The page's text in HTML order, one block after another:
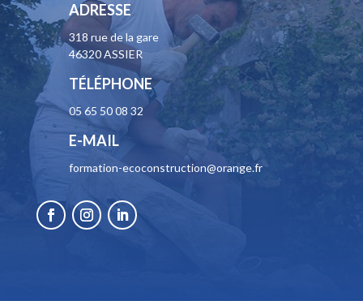
ADRESSE
318 rue de la gare
46320 ASSIER
TÉLÉPHONE
05 65 50 08 32
E-MAIL
formation-ecoconstruction@orange.fr